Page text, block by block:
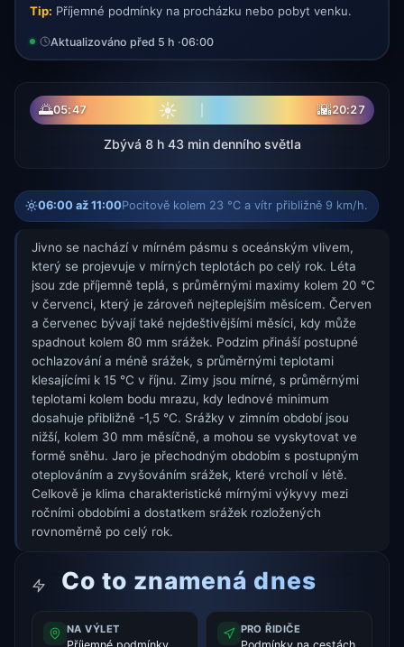
Tip: Příjemné podmínky na procházku nebo pobyt venku.
Aktualizováno před 5 h ·06:00
🌅05:47 ☀ 🌇20:27
Zbývá 8 h 43 min denního světla
06:00 až 11:00Pocitově kolem 23 °C a vítr přibližně 9 km/h.
Jivno se nachází v mírném pásmu s oceánským vlivem,
který se projevuje v mírných teplotách po celý rok. Léta
jsou zde příjemně teplá, s průměrnými maximy kolem 20 °C
v červenci, který je zároveň nejteplejším měsícem. Červen
a červenec bývají také nejdeštivějšími měsíci, kdy může
spadnout kolem 80 mm srážek. Podzim přináší postupné
ochlazování a méně srážek, s průměrnými teplotami
klesajícími k 15 °C v říjnu. Zimy jsou mírné, s průměrnými
teplotami kolem bodu mrazu, kdy lednové minimum
dosahuje přibližně -1,5 °C. Srážky v zimním období jsou
nižší, kolem 30 mm měsíčně, a mohou se vyskytovat ve
formě sněhu. Jaro je přechodným obdobím s postupným
oteplováním a zvyšováním srážek, které vrcholí v létě.
Celkově je klima charakteristické mírnými výkyvy mezi
ročními obdobími a dostatkem srážek rozložených
rovnoměrně po celý rok.
Co to znamená dnes
NA VÝLET PRO ŘIDIČE